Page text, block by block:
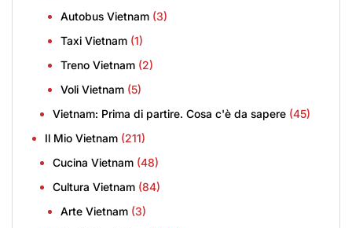
Autobus Vietnam (3)
Taxi Vietnam (1)
Treno Vietnam (2)
Voli Vietnam (5)
Vietnam: Prima di partire. Cosa c'è da sapere (45)
Il Mio Vietnam (211)
Cucina Vietnam (48)
Cultura Vietnam (84)
Arte Vietnam (3)